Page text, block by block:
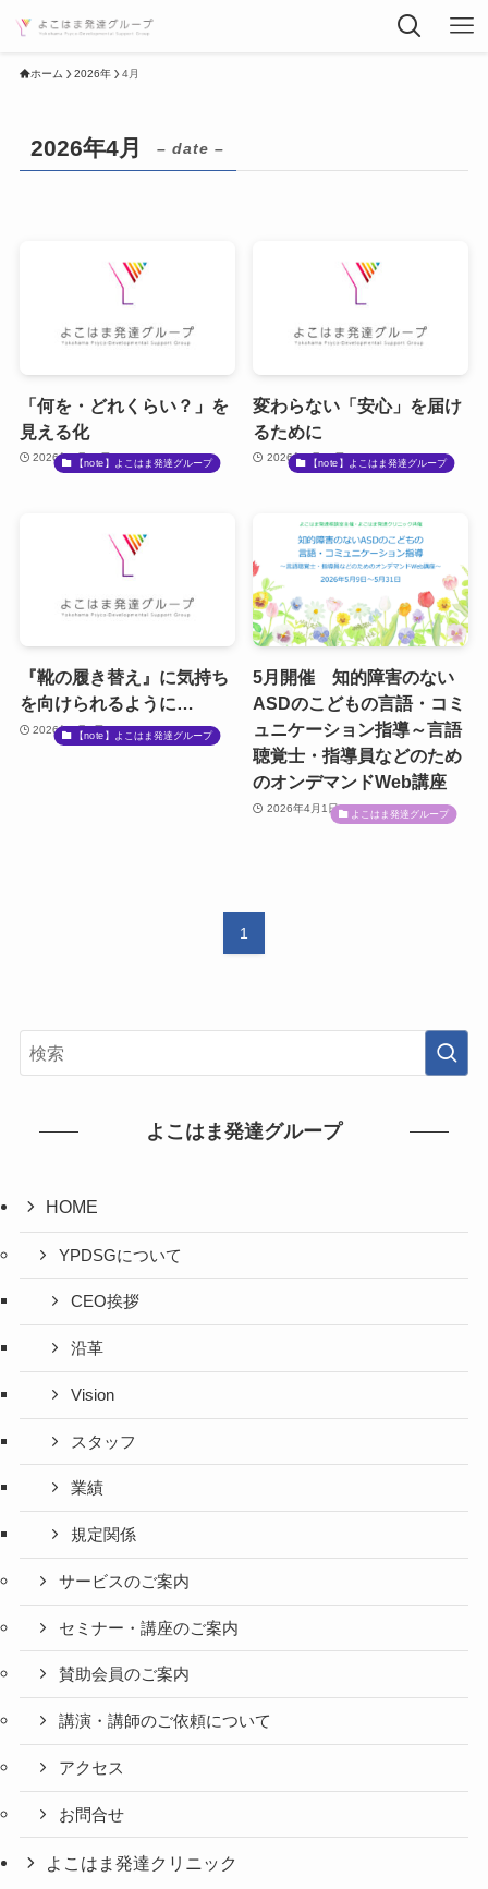
ホーム 2026年 4月
2026年4月 – date –
「何を・どれくらい？」を
見える化
2026年4月23日【note】よこはま発達グループ
変わらない「安心」を届け
るために
2026年4月16日【note】よこはま発達グループ
『靴の履き替え』に気持ち
を向けられるように…
2026年4月6日【note】よこはま発達グループ
5月開催 知的障害のない
ASDのこどもの言語・コミ
ュニケーション指導～言語
聴覚士・指導員などのため
のオンデマンドWeb講座
2026年4月1日 よこはま発達グループ
1
よこはま発達グループ
HOME
YPDSGについて
CEO挨拶
沿革
Vision
スタッフ
業績
規定関係
サービスのご案内
セミナー・講座のご案内
賛助会員のご案内
講演・講師のご依頼について
アクセス
お問合せ
よこはま発達クリニック